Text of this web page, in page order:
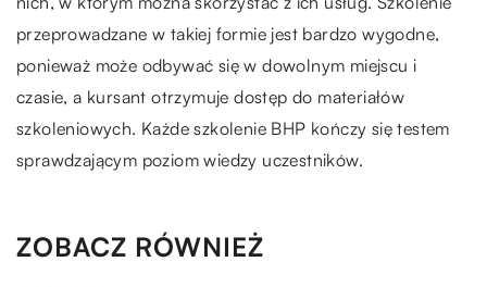
przeprowadzane w takiej formie jest bardzo wygodne,
ponieważ może odbywać się w dowolnym miejscu i
czasie, a kursant otrzymuje dostęp do materiałów
szkoleniowych. Każde szkolenie BHP kończy się testem
sprawdzającym poziom wiedzy uczestników.
ZOBACZ RÓWNIEŻ